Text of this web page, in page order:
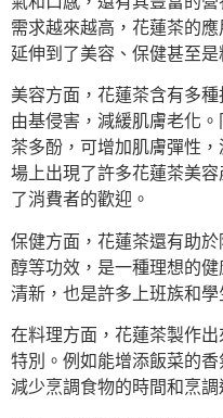
需求越來越高，花蓮茶的
延伸到了美容、保健甚至是
美容方面，花蓮茶含有多
由基侵害，減緩肌膚老化
茶多酚，可增加肌膚彈性
場上出現了許多花蓮茶美
了消費者的歡迎。
保健方面，花蓮茶還有助
醇等功效，是一種理想的
清新，也是許多上班族和學
在料理方面，花蓮茶製作
特別。例如能增添飯菜的
減少烹調食物的時間和烹調